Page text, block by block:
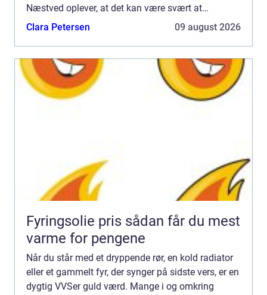
Næstved oplever, at det kan være svært at
gennemskue, hvem der er den rette til opgaven.
Clara Petersen 09 august 2026
Fyringsolie pris sådan får du mest
varme for pengene
Når du står med et dryppende rør, en kold radiator
eller et gammelt fyr, der synger på sidste vers, er en
dygtig VVSer guld værd. Mange i og omkring